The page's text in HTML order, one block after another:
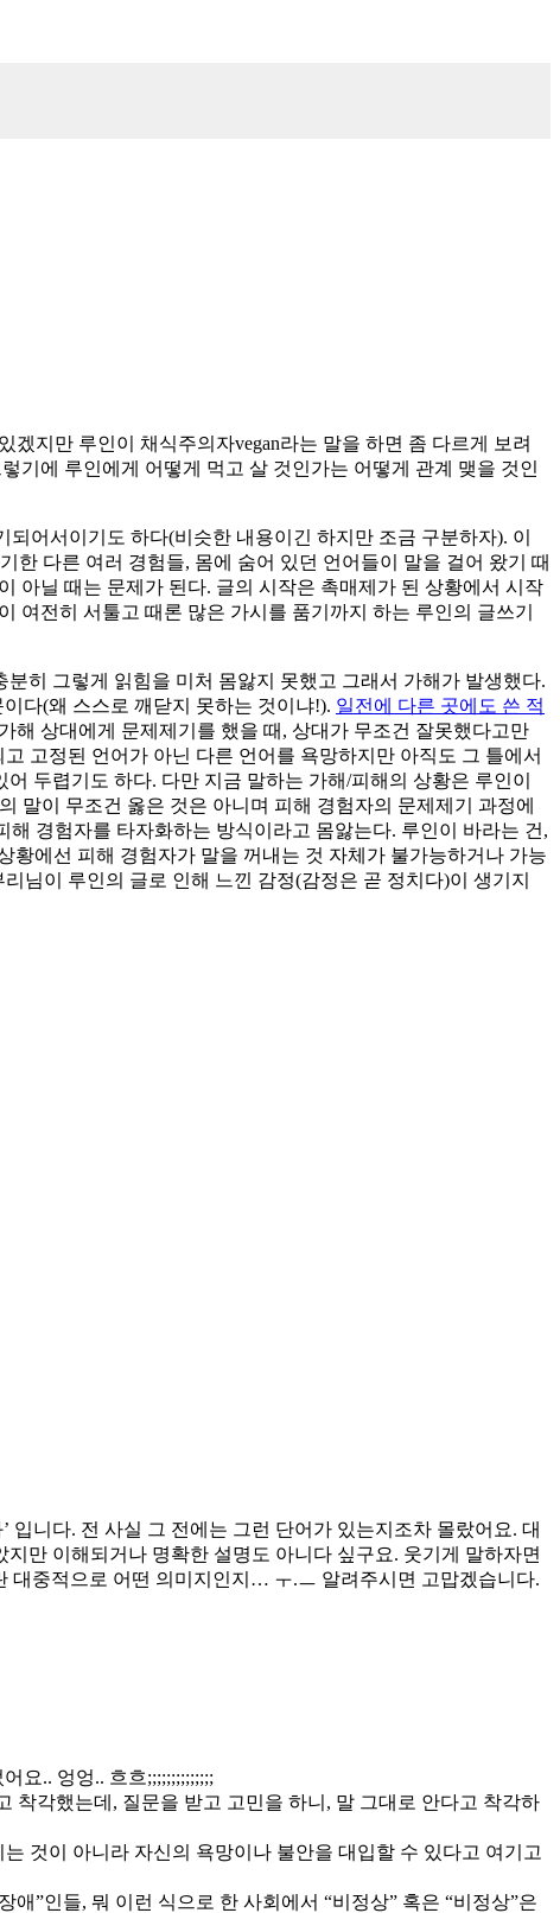
지만 루인이 채식주의자vegan라는 말을 하면 좀 다르게 보려
기에 루인에게 어떻게 먹고 살 것인가는 어떻게 관계 맺을 것인
어서이기도 하다(비슷한 내용이긴 하지만 조금 구분하자). 이
한 다른 여러 경험들, 몸에 숨어 있던 언어들이 말을 걸어 왔기 때
아닐 때는 문제가 된다. 글의 시작은 촉매제가 된 상황에서 시작
여전히 서툴고 때론 많은 가시를 품기까지 하는 루인의 글쓰기
히 그렇게 읽힘을 미처 몸앓지 못했고 그래서 가해가 발생했다.
다(왜 스스로 깨닫지 못하는 것이냐!). 일전에 다른 곳에도 쓴 적
해 상대에게 문제제기를 했을 때, 상대가 무조건 잘못했다고만
고정된 언어가 아닌 다른 언어를 욕망하지만 아직도 그 틀에서
두렵기도 하다. 다만 지금 말하는 가해/피해의 상황은 루인이
말이 무조건 옳은 것은 아니며 피해 경험자의 문제제기 과정에
경험자를 타자화하는 방식이라고 몸앓는다. 루인이 바라는 건,
황에선 피해 경험자가 말을 꺼내는 것 자체가 불가능하거나 가능
님이 루인의 글로 인해 느낀 감정(감정은 곧 정치다)이 생기지
입니다. 전 사실 그 전에는 그런 단어가 있는지조차 몰랐어요. 대
만 이해되거나 명확한 설명도 아니다 싶구요. 웃기게 말하자면
대중적으로 어떤 의미지인지… ㅜ.ㅡ 알려주시면 고맙겠습니다.
요.. 엉엉.. 흐흐;;;;;;;;;;;;;;
착각했는데, 질문을 받고 고민을 하니, 말 그대로 안다고 착각하
것이 아니라 자신의 욕망이나 불안을 대입할 수 있다고 여기고
애”인들, 뭐 이런 식으로 한 사회에서 “비정상” 혹은 “비정상”은